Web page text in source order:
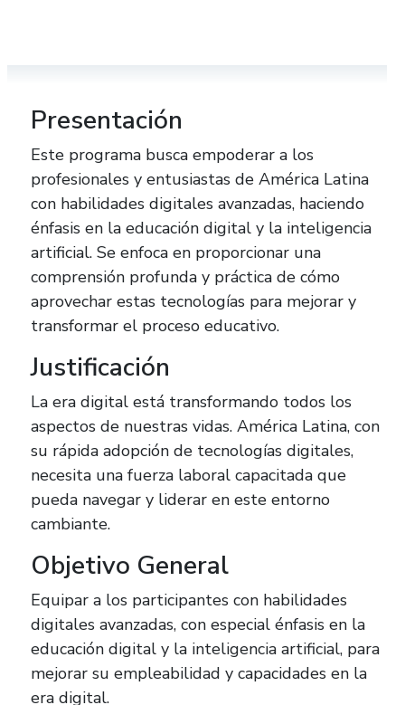
Presentación
Este programa busca empoderar a los
profesionales y entusiastas de América Latina
con habilidades digitales avanzadas, haciendo
énfasis en la educación digital y la inteligencia
artificial. Se enfoca en proporcionar una
comprensión profunda y práctica de cómo
aprovechar estas tecnologías para mejorar y
transformar el proceso educativo.
Justificación
La era digital está transformando todos los
aspectos de nuestras vidas. América Latina, con
su rápida adopción de tecnologías digitales,
necesita una fuerza laboral capacitada que
pueda navegar y liderar en este entorno
cambiante.
Objetivo General
Equipar a los participantes con habilidades
digitales avanzadas, con especial énfasis en la
educación digital y la inteligencia artificial, para
mejorar su empleabilidad y capacidades en la
era digital.